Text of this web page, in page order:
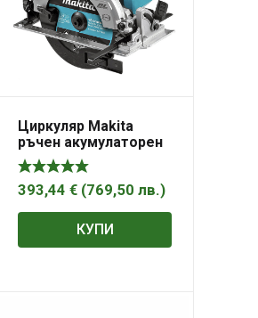
Циркуляр Makita
ръчен акумулаторен
без батерия и
зарядно, 18 V, ф 165
мм
393,44€ (769,50лв.)
КУПИ